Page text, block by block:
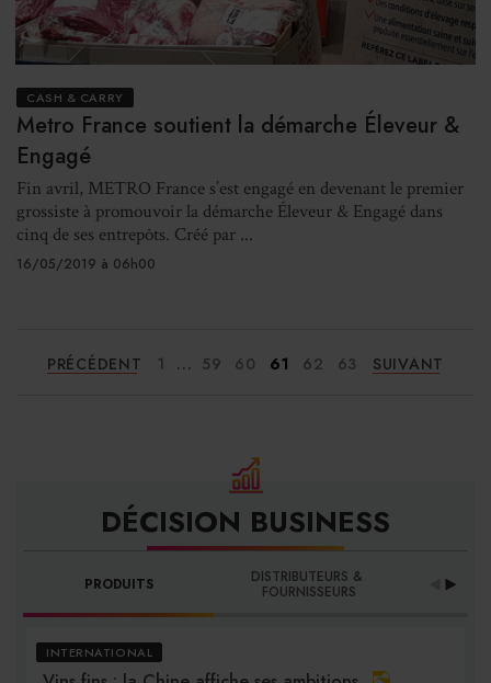
CASH & CARRY
Metro France soutient la démarche Éleveur &
Engagé
Fin avril, METRO France s’est engagé en devenant le premier
grossiste à promouvoir la démarche Éleveur & Engagé dans
cinq de ses entrepôts. Créé par ...
16/05/2019 à 06h00
PRÉCÉDENT 1 ... 59 60 61 62 63 SUIVANT
DÉCISION BUSINESS
PRODUITS DISTRIBUTEURS &
FOURNISSEURS
INTERNATIONAL